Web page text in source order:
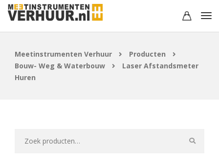
Meetinstrumenten Verhuur
Producten
Bouw- Weg & Waterbouw
Laser Afstandsmeter
Huren
naar: